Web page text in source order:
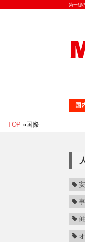
第一線
国
TOP »国際